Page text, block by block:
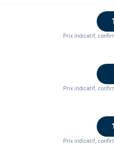
Prix indicatif,
Prix indicatif,
Prix indicatif,